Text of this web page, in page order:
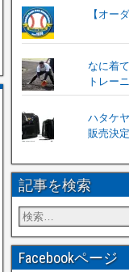
【オー
なに着
トレー
ハタケ
販売決定
記事を検索
Facebookページ